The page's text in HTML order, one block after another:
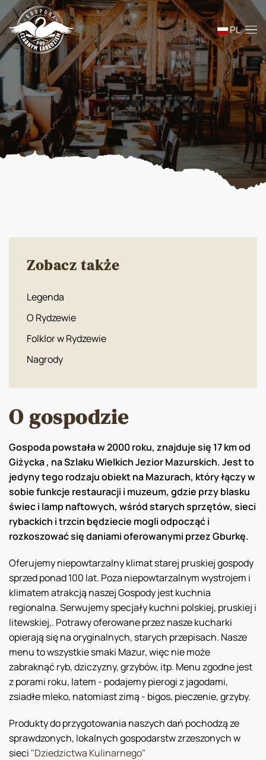
Skip to main content PL
Zobacz także
Legenda
O Rydzewie
Folklor w Rydzewie
Nagrody
O gospodzie
Gospoda powstała w 2000 roku, znajduje się 17 km od
Giżycka , na Szlaku Wielkich Jezior Mazurskich. Jest to
jedyny tego rodzaju obiekt na Mazurach, który łączy w
sobie funkcje restauracji i muzeum, gdzie przy blasku
świec i lamp naftowych, wśród starych sprzętów, sieci
rybackich i trzcin będziecie mogli odpocząć i
rozkoszować się daniami oferowanymi przez Gburkę.
Oferujemy niepowtarzalny klimat starej pruskiej gospody
sprzed ponad 100 lat. Poza niepowtarzalnym wystrojem i
klimatem atrakcją naszej Gospody jest kuchnia
regionalna. Serwujemy specjały kuchni polskiej, pruskiej i
litewskiej,. Potrawy oferowane przez nasze kucharki
opierają się na oryginalnych, starych przepisach. Nasze
menu to wszystkie smaki Mazur, więc nie może
zabraknąć ryb, dziczyzny, grzybów, itp. Menu zgodne jest
z porami roku, latem - podajemy pierogi z jagodami,
zsiadłe mleko, natomiast zimą - bigos, pieczenie, grzyby.
Produkty do przygotowania naszych dań pochodzą ze
sprawdzonych, lokalnych gospodarstw zrzeszonych w
sieci "Dziedzictwa Kulinarnego"